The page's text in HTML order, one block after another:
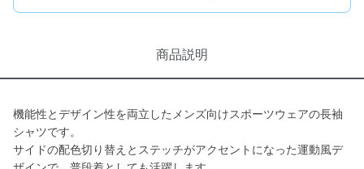
商品説明
機能性とデザイン性を両立したメンズ向けスポーツウェアの長袖
シャツです。
サイドの配色切り替えとステッチがアクセントになった運動風デ